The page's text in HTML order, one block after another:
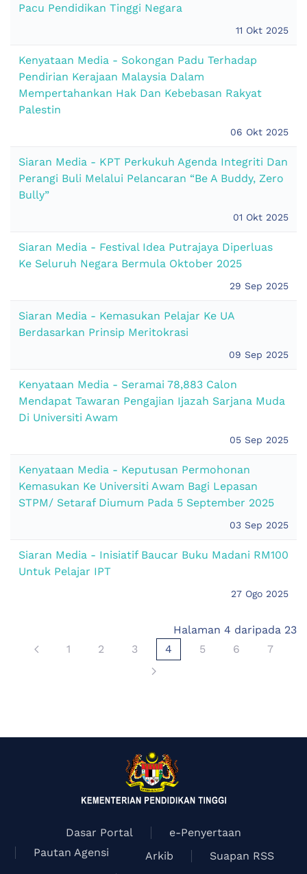
Pacu Pendidikan Tinggi Negara
11 Okt 2025
Kenyataan Media - Sokongan Padu Terhadap
Pendirian Kerajaan Malaysia Dalam
Mempertahankan Hak Dan Kebebasan Rakyat
Palestin
06 Okt 2025
Siaran Media - KPT Perkukuh Agenda Integriti Dan
Perangi Buli Melalui Pelancaran “Be A Buddy, Zero
Bully”
01 Okt 2025
Siaran Media - Festival Idea Putrajaya Diperluas
Ke Seluruh Negara Bermula Oktober 2025
29 Sep 2025
Siaran Media - Kemasukan Pelajar Ke UA
Berdasarkan Prinsip Meritokrasi
09 Sep 2025
Kenyataan Media - Seramai 78,883 Calon
Mendapat Tawaran Pengajian Ijazah Sarjana Muda
Di Universiti Awam
05 Sep 2025
Kenyataan Media - Keputusan Permohonan
Kemasukan Ke Universiti Awam Bagi Lepasan
STPM/ Setaraf Diumum Pada 5 September 2025
03 Sep 2025
Siaran Media - Inisiatif Baucar Buku Madani RM100
Untuk Pelajar IPT
27 Ogo 2025
Halaman 4 daripada 23
1
2 3 4 5 6 7
Dasar Portal
e-Penyertaan
Pautan Agensi
Arkib
Suapan RSS